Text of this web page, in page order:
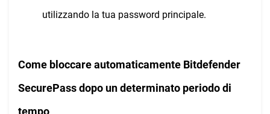
utilizzando la tua password principale.
Come bloccare automaticamente Bitdefender
SecurePass dopo un determinato periodo di
tempo